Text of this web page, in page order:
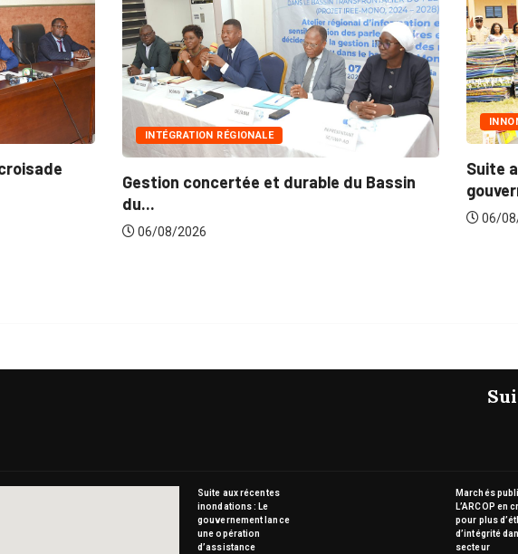
RÉGIONALE
et durable du Bassin
INNONDATIONS
Suite aux récentes inondations :
gouvernement lance...
Suite aux récentes
inondations : Le
gouvernement lance
une opération
d’assistance
Marchés
L’ARCOP en
pour plus
d’intégrité
secteur